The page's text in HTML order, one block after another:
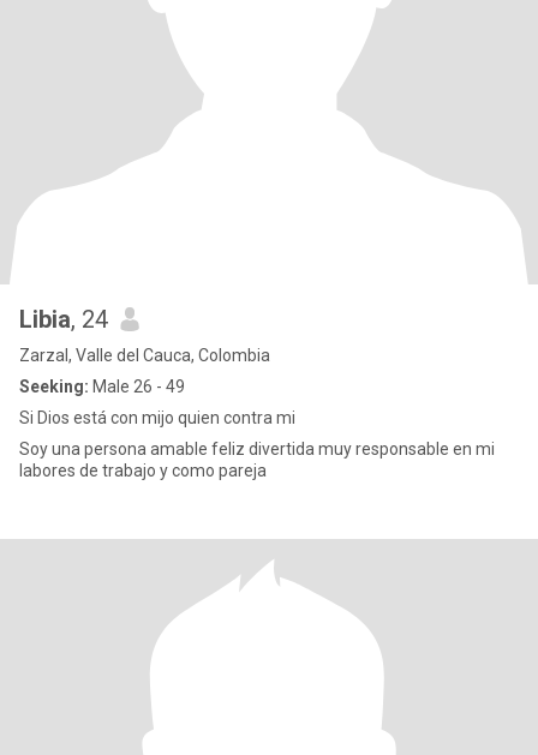
Libia, 24
Zarzal, Valle del Cauca, Colombia
Seeking: Male 26 - 49
Si Dios está con mijo quien contra mi
Soy una persona amable feliz divertida muy responsable en mi
labores de trabajo y como pareja